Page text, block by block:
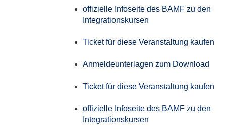
offizielle Infoseite des BAMF zu den
Integrationskursen
Ticket für diese Veranstaltung kaufen
Anmeldeunterlagen zum Download
Ticket für diese Veranstaltung kaufen
offizielle Infoseite des BAMF zu den
Integrationskursen